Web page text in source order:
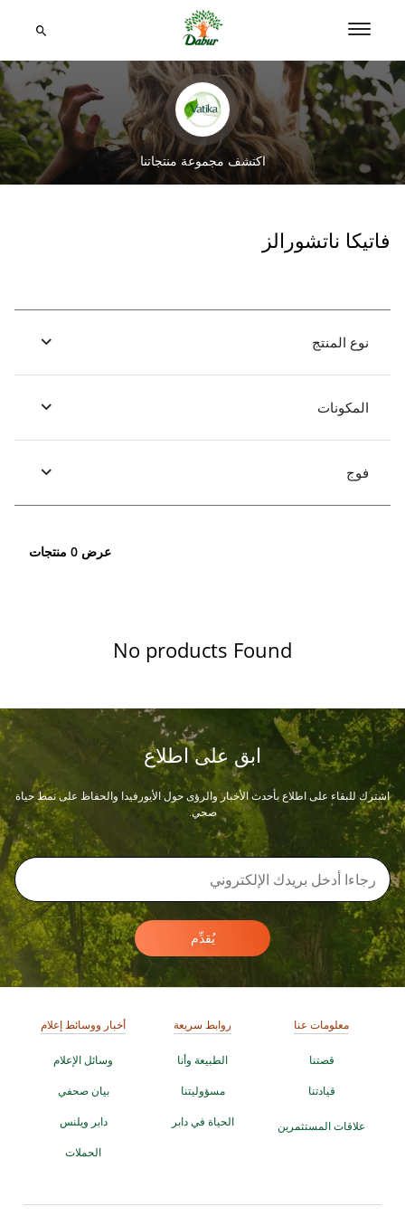
اكتشف مجموعة منتجاتنا
فاتيكا ناتشورالز
نوع المنتج
المكونات
فوج
عرض 0 منتجات
No products Found
ابق على اطلاع
اشترك للبقاء على اطلاع بأحدث الأخبار والرؤى حول الأيورفيدا والحفاظ على نمط حياة
صحي.
يُقدِّم
معلومات عنا
قصتنا
قيادتنا
علاقات المستثمرين
روابط سريعة
الطبيعة وأنا
مسؤوليتنا
الحياة في دابر
أخبار ووسائط إعلام
وسائل الإعلام
بيان صحفي
دابر ويلنس
الحملات